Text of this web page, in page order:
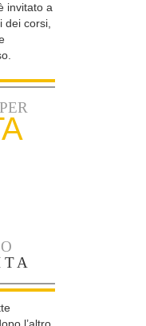
invitato a
dei corsi,
l’altro,